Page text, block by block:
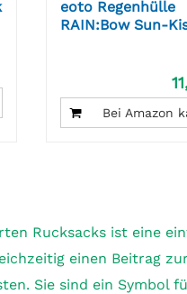
eoto Regenhülle
RAIN:Bow Sun-
Bei Amazon
Rucksacks ist eine
einen Beitrag
Sie sind ein Symbol